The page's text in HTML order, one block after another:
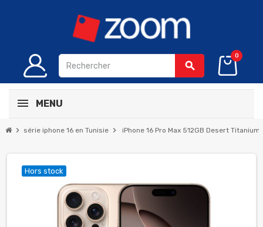
search
0
MENU
chevron_right série iphone 16 en Tunisie chevron_right iPhone 16 Pro Max 512GB Desert
Hors stock